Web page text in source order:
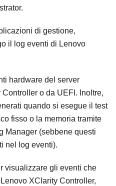
.
di gestione,
il log eventi di Lenovo
hardware del server
Controller o da UEFI. Inoltre,
quando si esegue il test
fisso o la memoria tramite
Manager (sebbene questi
nel log eventi).
visualizzare gli eventi che
Lenovo XClarity Controller,